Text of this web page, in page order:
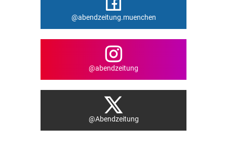
@abendzeitung.muenchen
@abendzeitung
@Abendzeitung